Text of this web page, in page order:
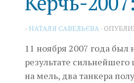
- НАТАЛЯ САВЕЛЬЄВА ·
11 ноября 2007 года был
результате
на мель, два танкера